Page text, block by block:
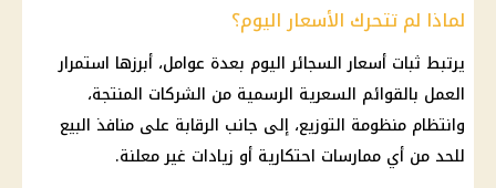
لماذا لم تتحرك الأسعار اليوم؟
يرتبط ثبات أسعار السجائر اليوم بعدة عوامل، أبرزها استمرار
العمل بالقوائم السعرية الرسمية من الشركات المنتجة،
وانتظام منظومة التوزيع، إلى جانب الرقابة على منافذ البيع
للحد من أي ممارسات احتكارية أو زيادات غير معلنة.